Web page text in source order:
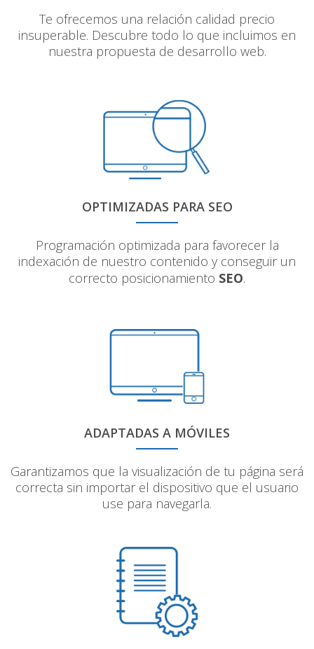
Te ofrecemos una relación calidad precio
insuperable. Descubre todo lo que incluimos en
nuestra propuesta de desarrollo web.
OPTIMIZADAS PARA SEO
Programación optimizada para favorecer la
indexación de nuestro contenido y conseguir un
correcto posicionamiento SEO.
ADAPTADAS A MÓVILES
Garantizamos que la visualización de tu página será
correcta sin importar el dispositivo que el usuario
use para navegarla.